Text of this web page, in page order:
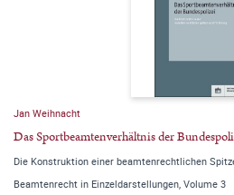
Jan Weihnacht
Das Sportbeamtenverhältnis der
Die Konstruktion einer beamtenrechtlichen
Beamtenrecht in Einzeldarstellungen, Volume 3